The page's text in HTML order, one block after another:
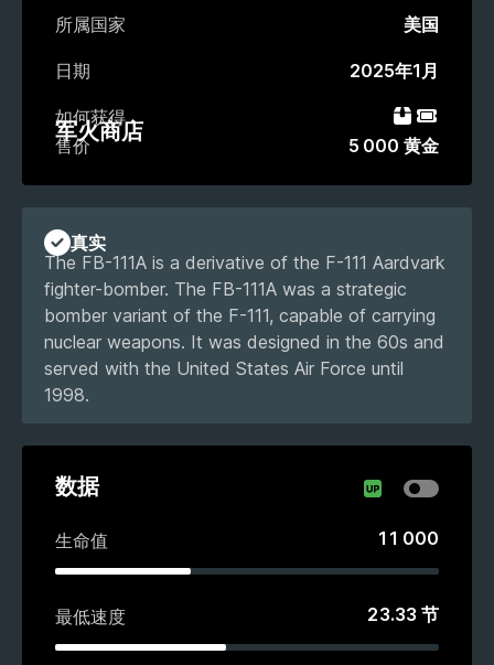
所属国家 美国
日期 2025年1月
如何获得 礼包活动通
军火商店
售价 5 000 黄金
真实
The FB-111A is a derivative of the F-111 Aardvark
fighter-bomber. The FB-111A was a strategic
bomber variant of the F-111, capable of carrying
nuclear weapons. It was designed in the 60s and
served with the United States Air Force until
1998.
数据
生命值 11 000
最低速度 23.33 节